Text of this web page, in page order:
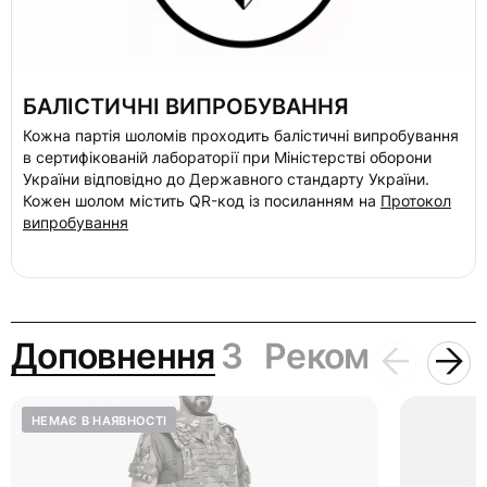
БАЛІСТИЧНІ ВИПРОБУВАННЯ
Кожна партія шоломів проходить балістичні випробування
в сертифікованій лабораторії при Міністерстві оборони
України відповідно до Державного стандарту України.
Кожен шолом містить QR-код із посиланням на Протокол
випробування
Доповнення 3